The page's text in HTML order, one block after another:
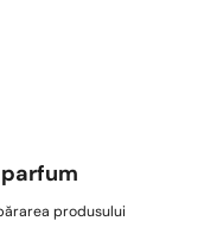
produsului